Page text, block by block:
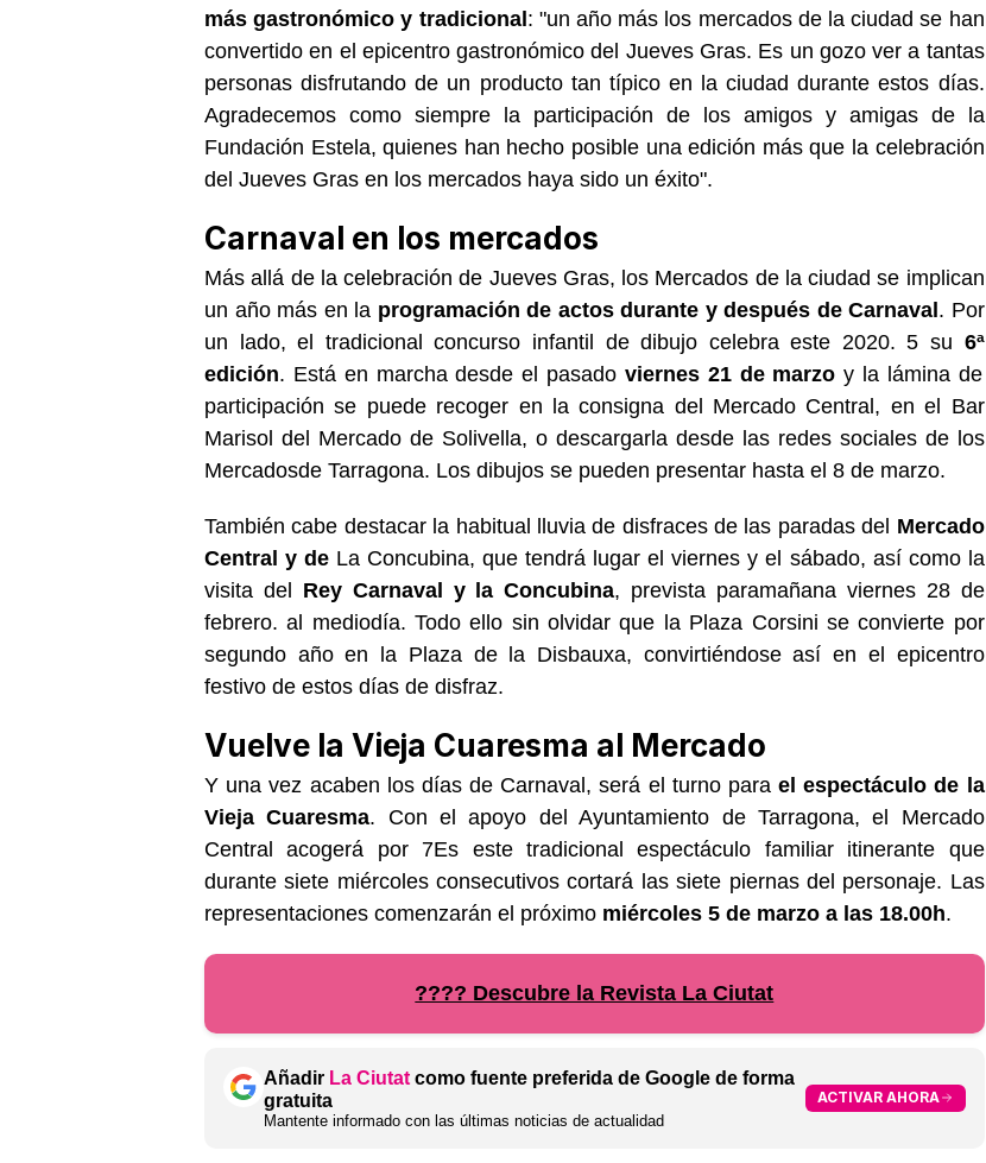
más gastronómico y tradicional: "un año más los mercados de la ciudad se han
convertido en el epicentro gastronómico del Jueves Gras. Es un gozo ver a tantas
personas disfrutando de un producto tan típico en la ciudad durante estos días.
Agradecemos como siempre la participación de los amigos y amigas de la
Fundación Estela, quienes han hecho posible una edición más que la celebración
del Jueves Gras en los mercados haya sido un éxito".
Carnaval en los mercados
Más allá de la celebración de Jueves Gras, los Mercados de la ciudad se implican
un año más en la programación de actos durante y después de Carnaval. Por
un lado, el tradicional concurso infantil de dibujo celebra este 2020.5 su 6ª
edición. Está en marcha desde el pasado viernes 21 de marzo y la lámina de
participación se puede recoger en la consigna del Mercado Central, en el Bar
Marisol del Mercado de Solivella, o descargarla desdelas redes sociales de los
Mercadosde Tarragona. Los dibujos se pueden presentar hasta el 8 de marzo.
También cabe destacar la habitual lluvia de disfraces de las paradas del Mercado
Central y de La Concubina, que tendrá lugar el viernes y el sábado, así como la
visita del Rey Carnaval y la Concubina, prevista paramañana viernes 28 de
febrero.al mediodía. Todo ello sin olvidar que la Plaza Corsini se convierte por
segundo añoen la Plaza de la Disbauxa, convirtiéndose así en el epicentro
festivo de estos días de disfraz.
Vuelve la Vieja Cuaresma al Mercado
Y una vez acaben los días de Carnaval, será el turno parael espectáculo de la
Vieja Cuaresma. Con el apoyo del Ayuntamiento de Tarragona,el Mercado
Central acogerá por 7Es este tradicional espectáculo familiar itinerante que
durante siete miércoles consecutivos cortará las siete piernas del personaje. Las
representaciones comenzarán el próximo miércoles 5 de marzo a las 18.00h.
???? Descubre la Revista La Ciutat
Añadir La Ciutat como fuente preferida de Google de forma
gratuita
Mantente informado con las últimas noticias de actualidad
ACTIVAR AHORA